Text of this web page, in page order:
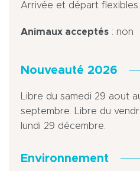
Arrivée et départ flexibles.
Animaux acceptés : non
Nouveauté 2026
Libre du samedi 29 aout
septembre. Libre du
lundi 29 décembre.
Environnement